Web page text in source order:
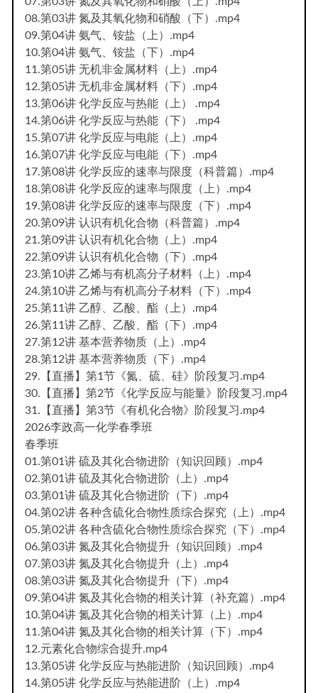
08.第03讲 氮及其氧化物和硝酸（下）.mp4
09.第04讲 氨气、铵盐（上）.mp4
10.第04讲 氨气、铵盐（下）.mp4
11.第05讲 无机非金属材料（上）.mp4
12.第05讲 无机非金属材料（下）.mp4
13.第06讲 化学反应与热能（上） .mp4
14.第06讲 化学反应与热能（下） .mp4
15.第07讲 化学反应与电能（上）.mp4
16.第07讲 化学反应与电能（下）.mp4
17.第08讲 化学反应的速率与限度（科普篇）.mp4
18.第08讲 化学反应的速率与限度（上）.mp4
19.第08讲 化学反应的速率与限度（下）.mp4
20.第09讲 认识有机化合物（科普篇）.mp4
21.第09讲 认识有机化合物（上）.mp4
22.第09讲 认识有机化合物（下）.mp4
23.第10讲 乙烯与有机高分子材料（上）.mp4
24.第10讲 乙烯与有机高分子材料（下）.mp4
25.第11讲 乙醇、乙酸、酯（上）.mp4
26.第11讲 乙醇、乙酸、酯（下）.mp4
27.第12讲 基本营养物质（上）.mp4
28.第12讲 基本营养物质（下）.mp4
29.【直播】第1节《氮、硫、硅》阶段复习.mp4
30.【直播】第2节《化学反应与能量》阶段复习.mp4
31.【直播】第3节《有机化合物》阶段复习.mp4
2026李政高一化学春季班
春季班
01.第01讲 硫及其化合物进阶（知识回顾）.mp4
02.第01讲 硫及其化合物进阶（上）.mp4
03.第01讲 硫及其化合物进阶（下）.mp4
04.第02讲 各种含硫化合物性质综合探究（上）.mp4
05.第02讲 各种含硫化合物性质综合探究（下）.mp4
06.第03讲 氮及其化合物提升（知识回顾）.mp4
07.第03讲 氮及其化合物提升（上）.mp4
08.第03讲 氮及其化合物提升（下）.mp4
09.第04讲 氮及其化合物的相关计算（补充篇）.mp4
10.第04讲 氮及其化合物的相关计算（上）.mp4
11.第04讲 氮及其化合物的相关计算（下）.mp4
12.元素化合物综合提升.mp4
13.第05讲 化学反应与热能进阶（知识回顾）.mp4
14.第05讲 化学反应与热能进阶（上）.mp4